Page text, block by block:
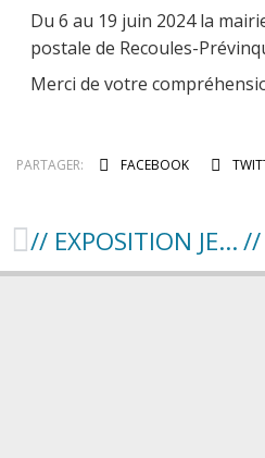
Du 6 au 19 juin 2024 la
postale de Recoules-
Merci de votre
PARTAGER: FACEBOOK
// EXPOSITION JEAN MOULIN, UNE VIE D’ENGAGEMENT //